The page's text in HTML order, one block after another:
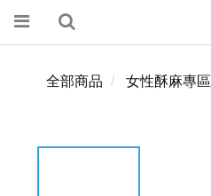
全部商品 女性酥麻專區